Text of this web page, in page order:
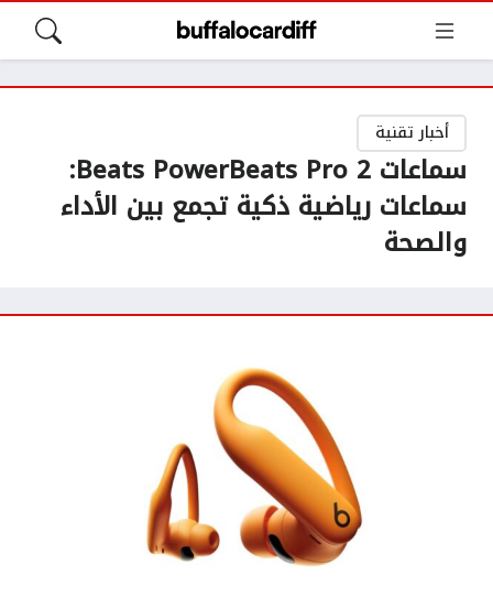
أخبار تقنية
سماعات Beats PowerBeats Pro 2:
سماعات رياضية ذكية تجمع بين الأداء
والصحة